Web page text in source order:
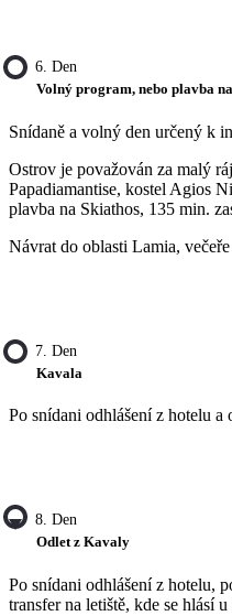
6. Den
Volný program, nebo plavba
Snídaně a volný den určený k
Ostrov je považován za malý
Papadiamantise, kostel Agios
plavba na Skiathos, 135 min.
Návrat do oblasti Lamia,
7. Den
Kavala
Po snídani odhlášení z hotelu
8. Den
Odlet z Kavaly
Po snídani odhlášení z hotelu,
transfer na letiště, kde se hlásí